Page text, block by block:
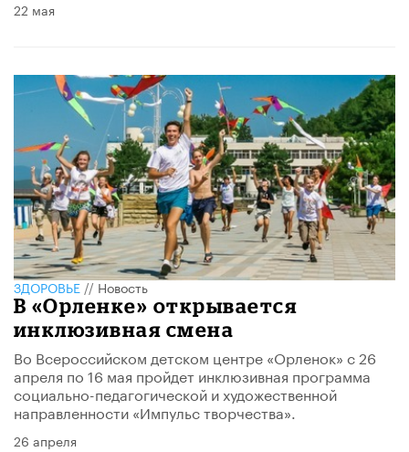
22 мая
ЗДОРОВЬЕ//Новость
В «Орленке» открывается
инклюзивная смена
Во Всероссийском детском центре «Орленок» с 26
апреля по 16 мая пройдет инклюзивная программа
социально-педагогической и художественной
направленности «Импульс творчества».
26 апреля